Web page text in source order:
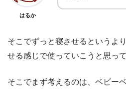
はるか
そこでずっと寝させるというよ
せる感じで使っていこうと思って
そこでまず考えるのは、ベビー